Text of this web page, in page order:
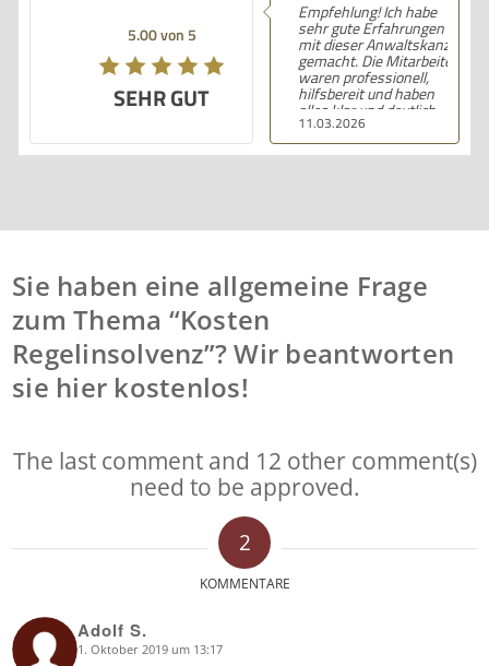
5.00 von 5
SEHR GUT
11.03.2026
Empfehlung! Ich habe
sehr gute Erfahrungen
mit dieser Anwaltskanzlei
gemacht. Die Mitarbeiter
waren professionell,
hilfsbereit und haben
alles klar und deutlich
erklärt. Ich bin mit der
Beratung sehr zufrieden
und kann ihre
Sie haben eine allgemeine Frage
zum Thema “Kosten
Regelinsolvenz”? Wir beantworten
sie hier kostenlos!
The last comment and 12 other comment(s)
need to be approved.
2
KOMMENTARE
Adolf S.
says: 1. Oktober 2019 um 13:17